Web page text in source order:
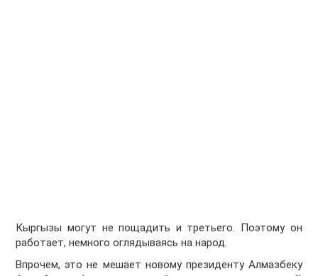
Кыргызы могут не пощадить и третьего. Поэтому он
работает, немного оглядываясь на народ.
Впрочем, это не мешает новому президенту Алмазбеку